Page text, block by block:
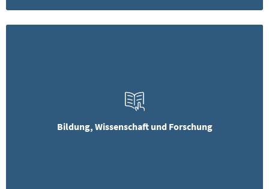
Bildung, Wissenschaft und Forschung